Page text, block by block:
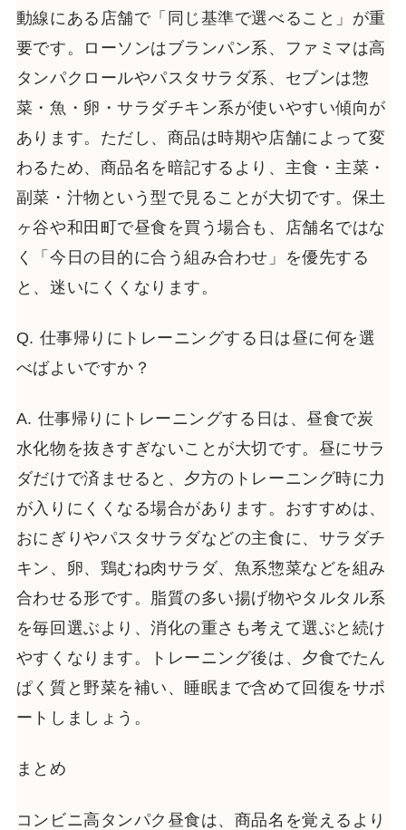
動線にある店舗で「同じ基準で選べること」が重
要です。ローソンはブランパン系、ファミマは高
タンパクロールやパスタサラダ系、セブンは惣
菜・魚・卵・サラダチキン系が使いやすい傾向が
あります。ただし、商品は時期や店舗によって変
わるため、商品名を暗記するより、主食・主菜・
副菜・汁物という型で見ることが大切です。保土
ヶ谷や和田町で昼食を買う場合も、店舗名ではな
く「今日の目的に合う組み合わせ」を優先する
と、迷いにくくなります。
Q. 仕事帰りにトレーニングする日は昼に何を選
べばよいですか？
A. 仕事帰りにトレーニングする日は、昼食で炭
水化物を抜きすぎないことが大切です。昼にサラ
ダだけで済ませると、夕方のトレーニング時に力
が入りにくくなる場合があります。おすすめは、
おにぎりやパスタサラダなどの主食に、サラダチ
キン、卵、鶏むね肉サラダ、魚系惣菜などを組み
合わせる形です。脂質の多い揚げ物やタルタル系
を毎回選ぶより、消化の重さも考えて選ぶと続け
やすくなります。トレーニング後は、夕食でたん
ぱく質と野菜を補い、睡眠まで含めて回復をサポ
ートしましょう。
まとめ
コンビニ高タンパク昼食は、商品名を覚えるより